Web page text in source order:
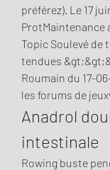
préférez). Le 17
ProtMaintenance
Topic Soulevé de
tendues
Roumain du 17-
les forums de
Anadrol
intestinale
Rowing buste